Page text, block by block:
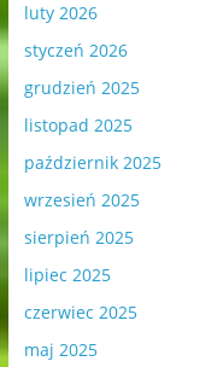
luty 2026
styczeń 2026
grudzień 2025
listopad 2025
październik 2025
wrzesień 2025
sierpień 2025
lipiec 2025
czerwiec 2025
maj 2025